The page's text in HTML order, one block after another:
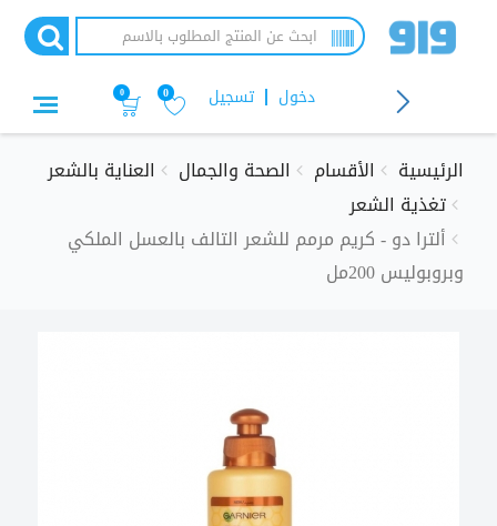
تسجيل دخول 0
0
الرئيسية الأقسام الصحة والجمال
العناية بالشعر
تغذية الشعر
ألترا دو - كريم مرمم للشعر التالف بالعسل الملكي
وبروبوليس 200مل